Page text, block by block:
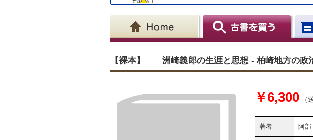
【裸本】 洲崎義郎の生涯と思想 - 柏崎地方の政
￥6,300 （
著者 阿部